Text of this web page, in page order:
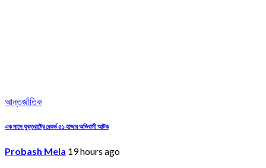
আন্তর্জাতিক
এক মাসে যুক্তরাষ্ট্রে রেকর্ড ৫১ হাজার অভিবাসী আটক
Probash Mela 19 hours ago